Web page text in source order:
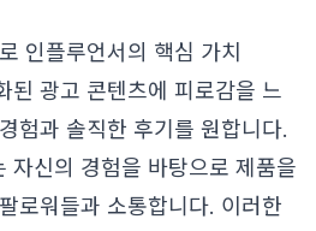
인플루언서의 핵심 가치
된 광고 콘텐츠에 피로감을 느
험과 솔직한 후기를 원합니다.
자신의 경험을 바탕으로 제품을
로워들과 소통합니다. 이러한